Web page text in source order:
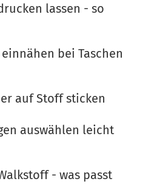
lassen - so
bei Taschen
auf Stoff sticken
auswählen leicht
- was passt